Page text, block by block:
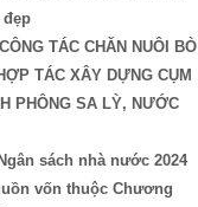
đẹp
TÁC CHĂN NUÔI BÒ
TÁC XÂY DỰNG CỤM
PHÔNG SA LỲ, NƯỚC
sách nhà nước 2024
vốn thuộc Chương